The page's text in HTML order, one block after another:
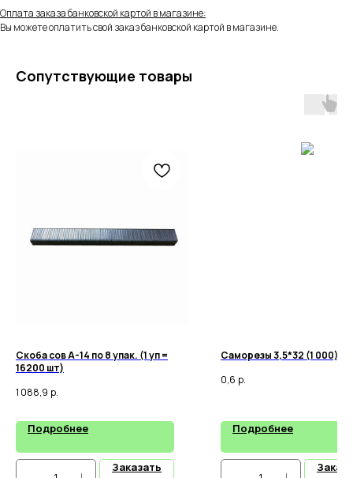
Оплата заказа банковской картой в магазине:
Вы можете оплатить свой заказ банковской картой в магазине.
Сопутствующие товары
Скоба сов А-14 по 8 упак. (1 уп =
16200 шт)
1 088,9 р.
Подробнее
Заказать
Саморезы 3,5*32 (1
0,6 р.
Подробнее